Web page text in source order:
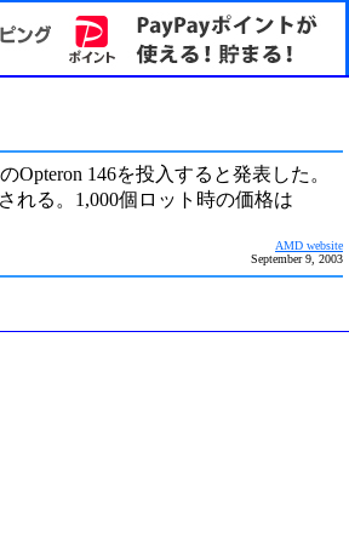
146を投入すると発表した。
れる。1,000個ロット時の価格は
AMD website
September 9, 2003